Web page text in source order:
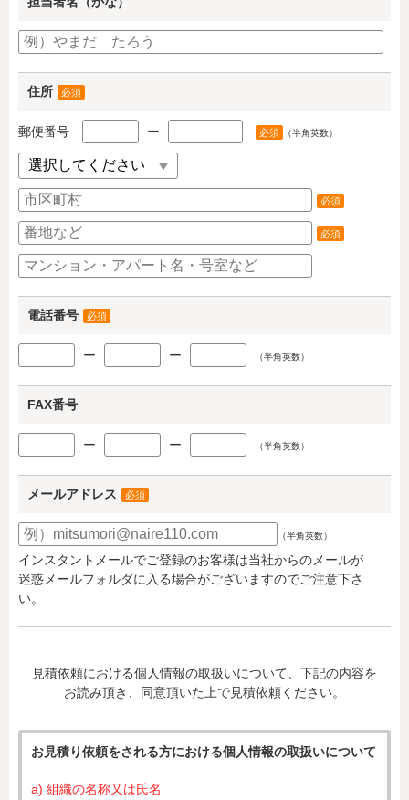
住所 必須
郵便番号 ー 必須 （半角英数）
必須
必須
電話番号 必須
ー ー （半角英数）
FAX番号
ー ー （半角英数）
メールアドレス 必須
（半角英数）
インスタントメールでご登録のお客様は当社からのメールが
迷惑メールフォルダに入る場合がございますのでご注意下さ
い。
見積依頼における個人情報の取扱いについて、下記の内容を
お読み頂き、同意頂いた上で見積依頼ください。
お見積り依頼をされる方における個人情報の取扱いについて
a) 組織の名称又は氏名